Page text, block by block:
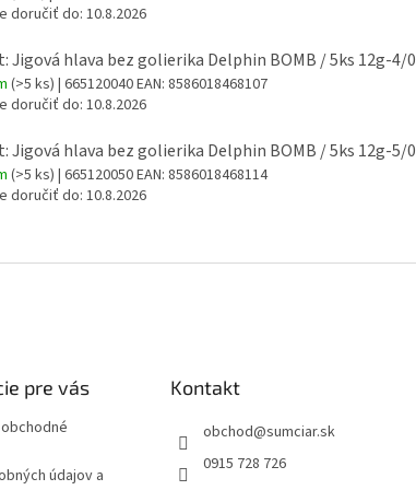
doručiť do:10.8.2026
Jigová hlava bez golierika Delphin BOMB / 5ks 12g-4/0
(>5 ks) | 665120040EAN: 8586018468107
doručiť do:10.8.2026
Jigová hlava bez golierika Delphin BOMB / 5ks 12g-5/0
(>5 ks) | 665120050EAN: 8586018468114
doručiť do:10.8.2026
pre vás
údajov a
Kontakt
obchod@sumciar.sk
0915 728 726